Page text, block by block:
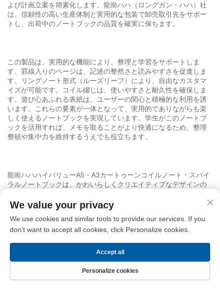
よび計画立案を簡素化します。龍崗ハハ（ロングガン・ハハ）社
は、信頼性の高い生産体制と実用的な包装で卸売取引先をサポー
トし、出荷中のノートブックの品質を確実に保ちます。
この製品は、実用的な機能により、整理と学習をサポートしま
す。罫線入りのページは、記述の整然さと読みやすさを促進しま
す。リングノート形式（ルーズリーフ）により、自由なカスタマ
イズが可能です。コイル綴じは、使いやすさと耐久性を確保しま
す。遊び心あふれる表紙は、ユーザーの関心と積極的な利用を誘
います。これらの要素が一体となって、実用的でありながらも楽
しく使えるノートブックを実現しています。学生がこのノートブ
ックを活用すれば、メモを取ることがより快適になるため、整理
整頓や集中力を維持するうえでも役立ちます。
龍崗ハハハイバリューA5・A3カートゥーンコイルノート・スパイ
ラルノートブックは、かわいらしくクリエイティブなデザインの
しいデザインと耐久性のある構造、そして使い勝手の良い機能が
バランスよく調和しています。リング綴じとルーズリーフ式ペー
ジにより柔軟な使い方が可能で、横罫線入りの紙面が整った筆記
をサポートします。また、多様な用途に応じたサイズ展開も特長
ど、さまざまなシーンで活用でき、学習や整理をより簡単かつ楽
しくしてくれます。
We value your privacy
We use cookies and similar tools to provide our services. If you
don't want to accept all cookies, click Personalize cookies.
Personalize cookies
Accept all